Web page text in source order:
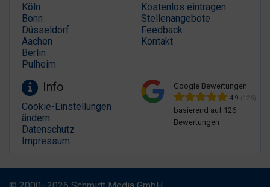
Köln
Bonn
Düsseldorf
Aachen
Berlin
Pulheim
Kostenlos eintragen
Stellenangebote
Feedback
Kontakt
Info
Cookie-Einstellungen
ändern
Datenschutz
Impressum
Google Bewertungen
4.9 (126)
basierend auf 126
Bewertungen